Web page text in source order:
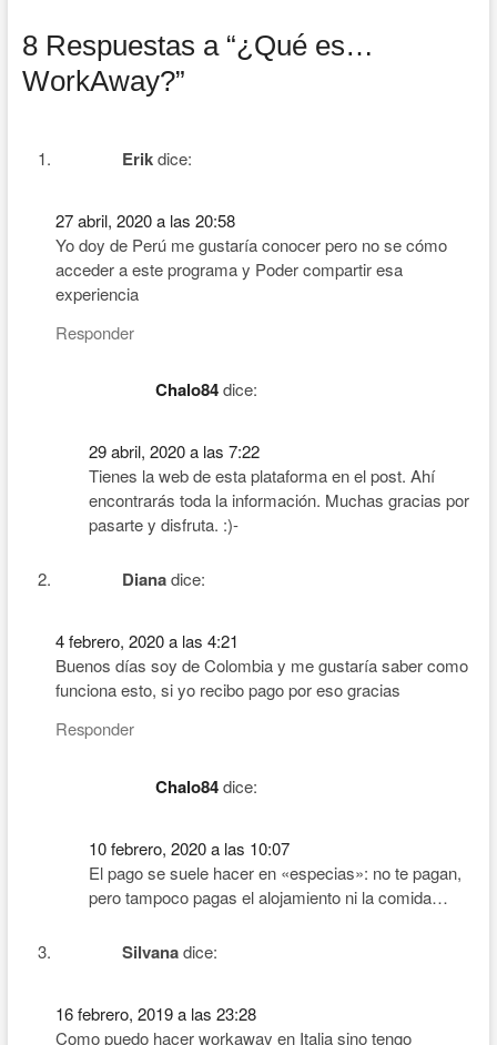
8 Respuestas a “¿Qué es…
WorkAway?”
Erik dice:
27 abril, 2020 a las 20:58
Yo doy de Perú me gustaría conocer pero no se cómo
acceder a este programa y Poder compartir esa
experiencia
Responder
Chalo84 dice:
29 abril, 2020 a las 7:22
Tienes la web de esta plataforma en el post. Ahí
encontrarás toda la información. Muchas gracias por
pasarte y disfruta. :)-
Diana dice:
4 febrero, 2020 a las 4:21
Buenos días soy de Colombia y me gustaría saber como
funciona esto, si yo recibo pago por eso gracias
Responder
Chalo84 dice:
10 febrero, 2020 a las 10:07
El pago se suele hacer en «especias»: no te pagan,
pero tampoco pagas el alojamiento ni la comida…
Silvana dice:
16 febrero, 2019 a las 23:28
Como puedo hacer workaway en Italia sino tengo